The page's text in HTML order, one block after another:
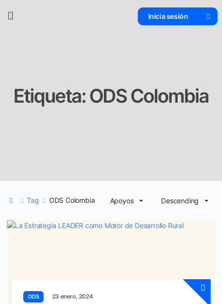
Inicia sesión
Etiqueta:ODS Colombia
Tag ODS Colombia Apoyos Descending
ODS 23 enero, 2024